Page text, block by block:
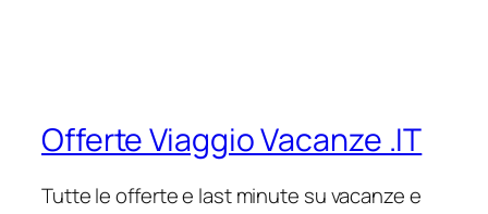
Offerte Viaggio Vacanze .IT
Tutte le offerte e last minute su vacanze e